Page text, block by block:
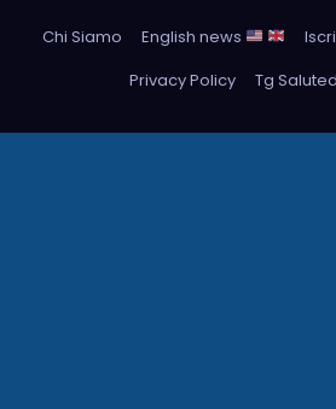
Chi Siamo
English news
Privacy Policy
Tg